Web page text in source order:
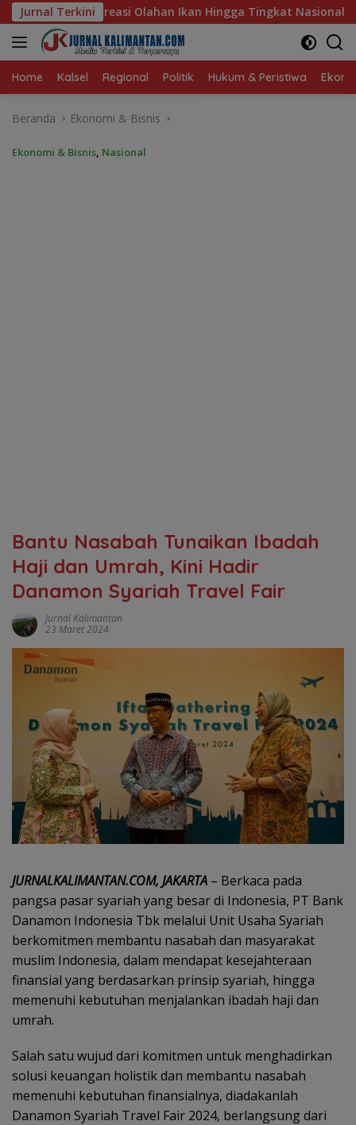
Langsung
ke
konten
Jurnal Terkini
Hingga Tingkat Nasional Pada Lomba Masak Serba Ikan
Home Kalsel Regional Politik Hukum & Peristiwa
Beranda Ekonomi & Bisnis
Ekonomi & Bisnis, Nasional
Bantu Nasabah Tunaikan Ibadah
Haji dan Umrah, Kini Hadir
Danamon Syariah Travel Fair
Jurnal Kalimantan
23 Maret 2024
JURNALKALIMANTAN.COM, JAKARTA – Berkaca pada
pangsa pasar syariah yang besar di Indonesia, PT Bank
Danamon Indonesia Tbk melalui Unit Usaha Syariah
berkomitmen membantu nasabah dan masyarakat
muslim Indonesia, dalam mendapat kesejahteraan
finansial yang berdasarkan prinsip syariah, hingga
memenuhi kebutuhan menjalankan ibadah haji dan
umrah.
Salah satu wujud dari komitmen untuk menghadirkan
solusi keuangan holistik dan membantu nasabah
memenuhi kebutuhan finansialnya, diadakanlah
Danamon Syariah Travel Fair 2024, berlangsung dari